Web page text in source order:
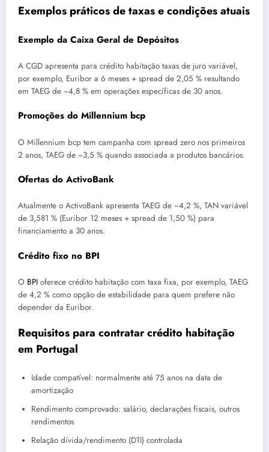
Exemplos práticos de taxas e condições atuais
Exemplo da Caixa Geral de Depósitos
A CGD apresenta para crédito habitação taxas de juro variável,
por exemplo, Euribor a 6 meses + spread de 2,05 % resultando
em TAEG de ~4,8 % em operações específicas de 30 anos.
Promoções do Millennium bcp
O Millennium bcp tem campanha com spread zero nos primeiros
2 anos, TAEG de ~3,5 % quando associada a produtos bancários.
Ofertas do ActivoBank
Atualmente o ActivoBank apresenta TAEG de ~4,2 %, TAN variável
de 3,581 % (Euribor 12 meses + spread de 1,50 %) para
financiamento a 30 anos.
Crédito fixo no BPI
O BPI oferece crédito habitação com taxa fixa, por exemplo, TAEG
de 4,2 % como opção de estabilidade para quem prefere não
depender da Euribor.
Requisitos para contratar crédito habitação
em Portugal
Idade compatível: normalmente até 75 anos na data de
amortização
Rendimento comprovado: salário, declarações fiscais, outros
rendimentos
Relação dívida/rendimento (DTI) controlada